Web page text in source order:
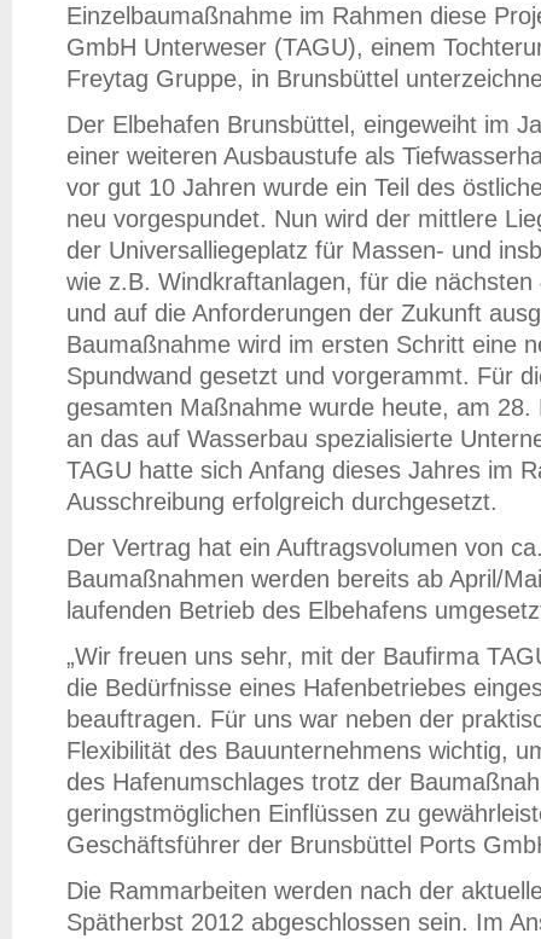
Einzelbaumaßnahme im Rahmen diese
GmbH Unterweser (TAGU), einem
Freytag Gruppe, in Brunsbüttel
Der Elbehafen Brunsbüttel, eingeweiht im
einer weiteren Ausbaustufe als
vor gut 10 Jahren wurde ein Teil des
neu vorgespundet. Nun wird der mittlere
der Universalliegeplatz für Massen- und
wie z.B. Windkraftanlagen, für die
und auf die Anforderungen der Zukunft
Baumaßnahme wird im ersten Schritt eine
Spundwand gesetzt und vorgerammt. Für
gesamten Maßnahme wurde heute, am
an das auf Wasserbau spezialisierte
TAGU hatte sich Anfang dieses Jahres im
Ausschreibung erfolgreich durchgesetzt.
Der Vertrag hat ein Auftragsvolumen von
Baumaßnahmen werden bereits ab April/
laufenden Betrieb des Elbehafens
„Wir freuen uns sehr, mit der Baufirma
die Bedürfnisse eines Hafenbetriebes
beauftragen. Für uns war neben der
Flexibilität des Bauunternehmens wichtig,
des Hafenumschlages trotz der
geringstmöglichen Einflüssen zu
Geschäftsführer der Brunsbüttel Ports
Die Rammarbeiten werden nach der
Spätherbst 2012 abgeschlossen sein. Im